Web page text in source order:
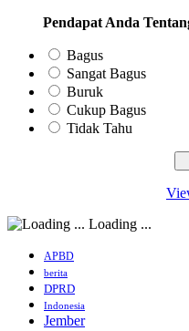
Pendapat Anda
Bagus
Sangat Bagus
Buruk
Cukup Bagus
Tidak Tahu
Loading ...
APBD
berita
DPRD
Indonesia
Jember